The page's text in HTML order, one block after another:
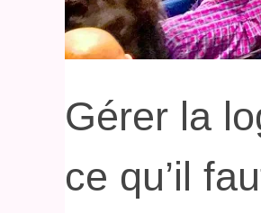
Gérer la
ce qu’il